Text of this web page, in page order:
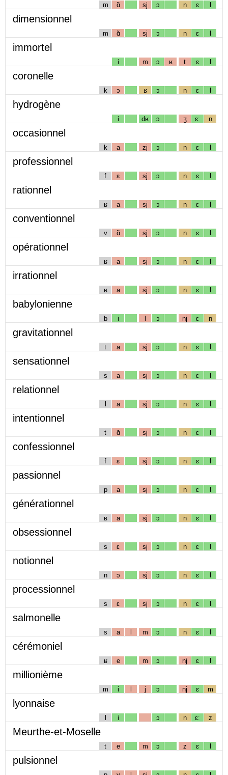
m ɑ̃ sj ɔ n ɛ l
dimensionnel
m ɑ̃ sj ɔ n ɛ l
immortel
i m ɔ ʁ t ɛ l
coronelle
k ɔ ʁ ɔ n ɛ l
hydrogène
i dʁ ɔ ʒ ɛː n
occasionnel
k a zj ɔ n ɛ l
professionnel
f ɛ sj ɔ n ɛ l
rationnel
ʁ a sj ɔ n ɛ l
conventionnel
v ɑ̃ sj ɔ n ɛ l
opérationnel
ʁ a sj ɔ n ɛ l
irrationnel
ʁ a sj ɔ n ɛ l
babylonienne
b i l ɔ nj ɛ n
gravitationnel
t a sj ɔ n ɛ l
sensationnel
s a sj ɔ n ɛ l
relationnel
l a sj ɔ n ɛ l
intentionnel
t ɑ̃ sj ɔ n ɛ l
confessionnel
f ɛ sj ɔ n ɛ l
passionnel
p a sj ɔ n ɛ l
générationnel
ʁ a sj ɔ n ɛ l
obsessionnel
s ɛ sj ɔ n ɛ l
notionnel
n ɔ sj ɔ n ɛ l
processionnel
s ɛ sj ɔ n ɛ l
salmonelle
s a l m ɔ n ɛ l
cérémoniel
ʁ e m ɔ nj ɛ l
millionième
m i l j ɔ nj ɛ m
lyonnaise
l i ɔ n ɛː z
Meurthe-et-Moselle
t e m ɔ z ɛ l
pulsionnel